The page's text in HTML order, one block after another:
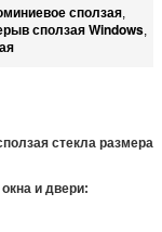
сползая,
сползая Windows,
стекла размера
и двери: